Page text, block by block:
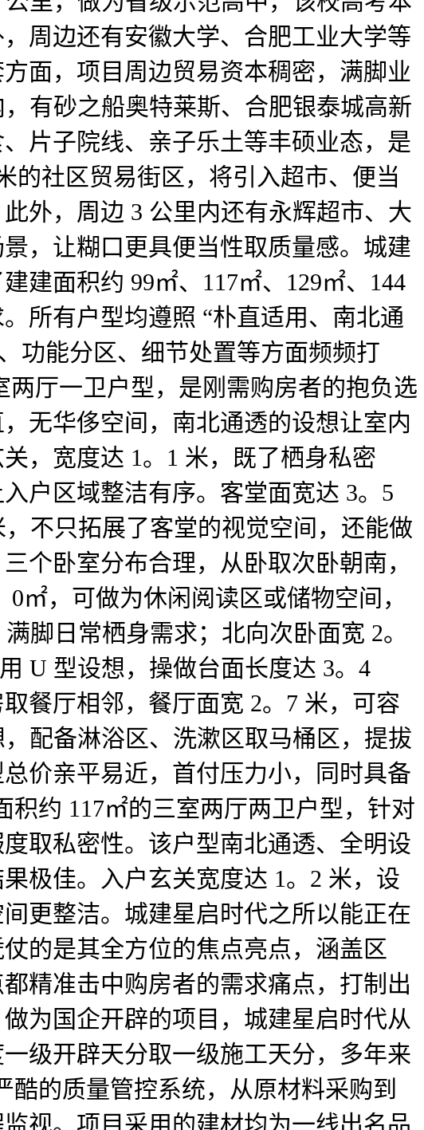
周边还有安徽大学、合肥工业大学等
面，项目周边贸易资本稠密，满脚业
有砂之船奥特莱斯、合肥银泰城高新
片子院线、亲子乐土等丰硕业态，是
的社区贸易街区，将引入超市、便当
外，周边 3 公里内还有永辉超市、大
，让糊口更具便当性取质量感。城建
建面积约 99㎡、117㎡、129㎡、144
所有户型均遵照 “朴直适用、南北通
功能分区、细节处置等方面频频打
厅一卫户型，是刚需购房者的抱负选
无华侈空间，南北通透的设想让室内
，宽度达 1。1 米，既了栖身私密
户区域整洁有序。客堂面宽达 3。5
不只拓展了客堂的视觉空间，还能做
个卧室分布合理，从卧取次卧朝南，
㎡，可做为休闲阅读区或储物空间，
脚日常栖身需求；北向次卧面宽 2。
U 型设想，操做台面长度达 3。4
餐厅相邻，餐厅面宽 2。7 米，可容
配备淋浴区、洗漱区取马桶区，提拔
价亲平易近，首付压力小，同时具备
约 117㎡的三室两厅两卫户型，针对
取私密性。该户型南北通透、全明设
极佳。入户玄关宽度达 1。2 米，设
更整洁。城建星启时代之所以能正在
的是其全方位的焦点亮点，涵盖区
精准击中购房者的需求痛点，打制出
为国企开辟的项目，城建星启时代从
级开辟天分取一级施工天分，多年来
的质量管控系统，从原材料采购到
视。项目采用的建材均为一线出名品